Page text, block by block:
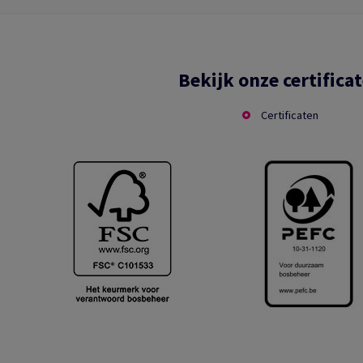
Bekijk onze
Certificaten